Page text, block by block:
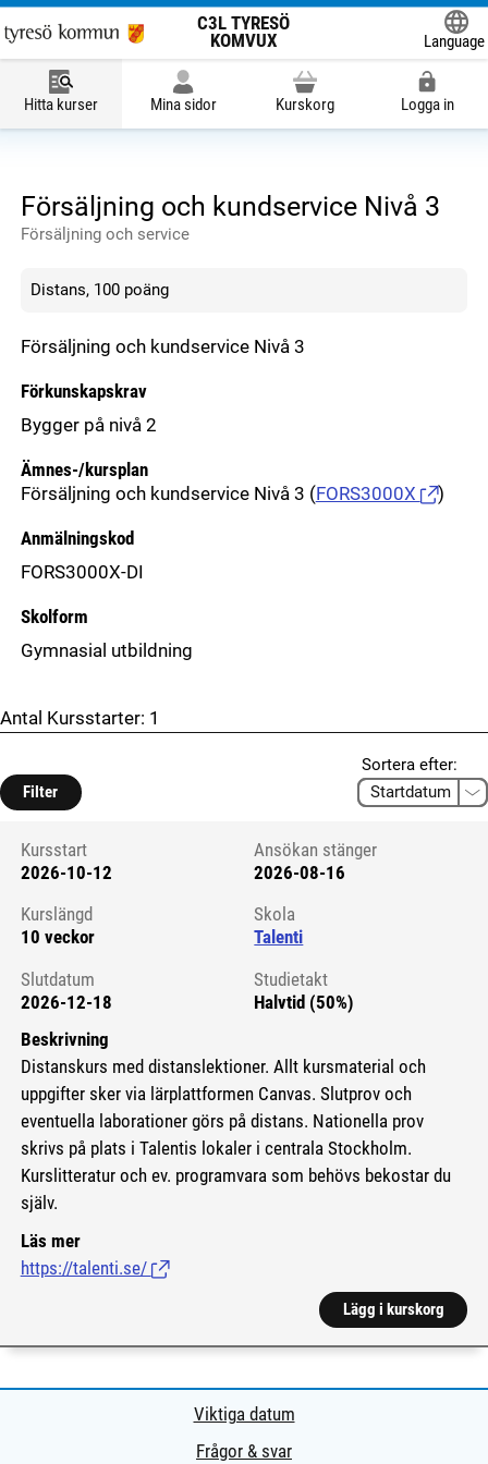
C3L TYRESÖ
KOMVUX
Language
Hitta kurser Mina sidor Kurskorg Logga in
Försäljning och kundservice Nivå 3
Försäljning och service
Distans, 100 poäng
Försäljning och kundservice Nivå 3
Förkunskapskrav
Bygger på nivå 2
Ämnes-/kursplan
Försäljning och kundservice Nivå 3 (FORS3000X )
Anmälningskod
FORS3000X-DI
Skolform
Gymnasial utbildning
Antal Kursstarter: 1
Filter
Sortera efter:
Kursstart 6286213
Kursstart
2026-10-12
Ansökan stänger
2026-08-16
Kurslängd
10 veckor
Skola
Talenti
Slutdatum
2026-12-18
Studietakt
Halvtid (50%)
Beskrivning
Distanskurs med distanslektioner. Allt kursmaterial och
uppgifter sker via lärplattformen Canvas. Slutprov och
eventuella laborationer görs på distans. Nationella prov
skrivs på plats i Talentis lokaler i centrala Stockholm.
Kurslitteratur och ev. programvara som behövs bekostar du
själv.
Läs mer
https://talenti.se/ (Länk till extern sida.)
Lägg i kurskorg
Viktiga datum
Frågor & svar